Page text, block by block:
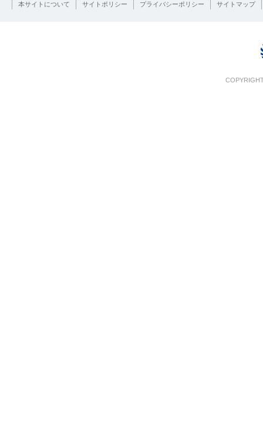
本サイトについて サイトポリシー プライバシーポリシー サイトマップ